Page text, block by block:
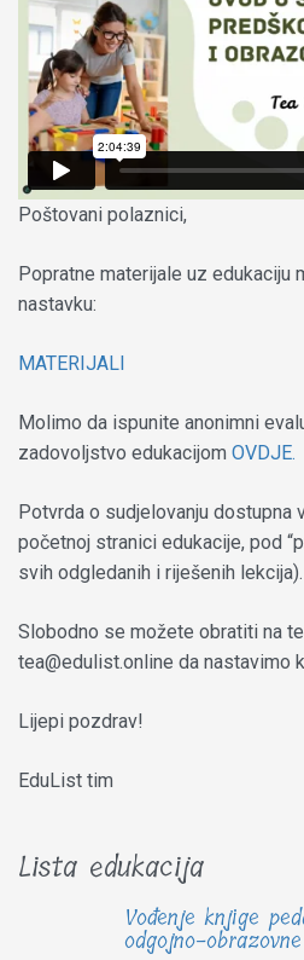
Poštovani polaznici,
Popratne materijale uz edukaciju
nastavku:
MATERIJALI
Molimo da ispunite anonimni
zadovoljstvo edukacijom OVDJE.
Potvrda o sudjelovanju dostupna
početnoj stranici edukacije, pod
svih odgledanih i riješenih lekcija).
Slobodno se možete obratiti na
tea@edulist.online da nastavimo
Lijepi pozdrav!
EduList tim
Lista edukacija
Vođenje knjige
odgojno-